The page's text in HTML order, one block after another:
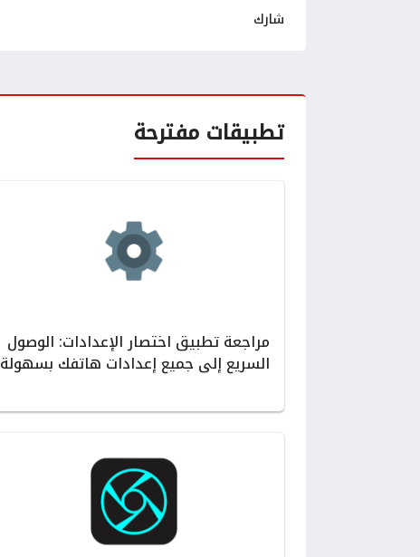
شارك
تطبيقات مفترحة
مراجعة تطبيق اختصار الإعدادات: الوصول
السريع إلى جميع إعدادات هاتفك بسهولة